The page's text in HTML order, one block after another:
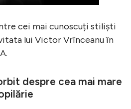
cei mai cunoscuți stiliști
lui Victor Vrînceanu în
despre cea mai mare